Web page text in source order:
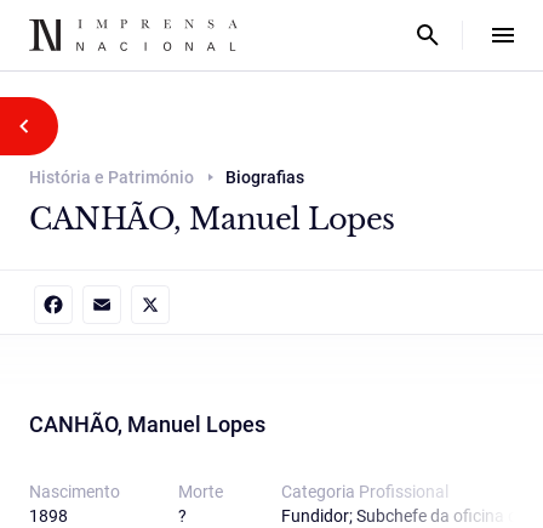
História e Património Biografias
CANHÃO, Manuel Lopes
CANHÃO, Manuel Lopes
Nascimento
1898
Morte
?
Categoria Proﬁssional
Fundidor; Subchefe da oficina de